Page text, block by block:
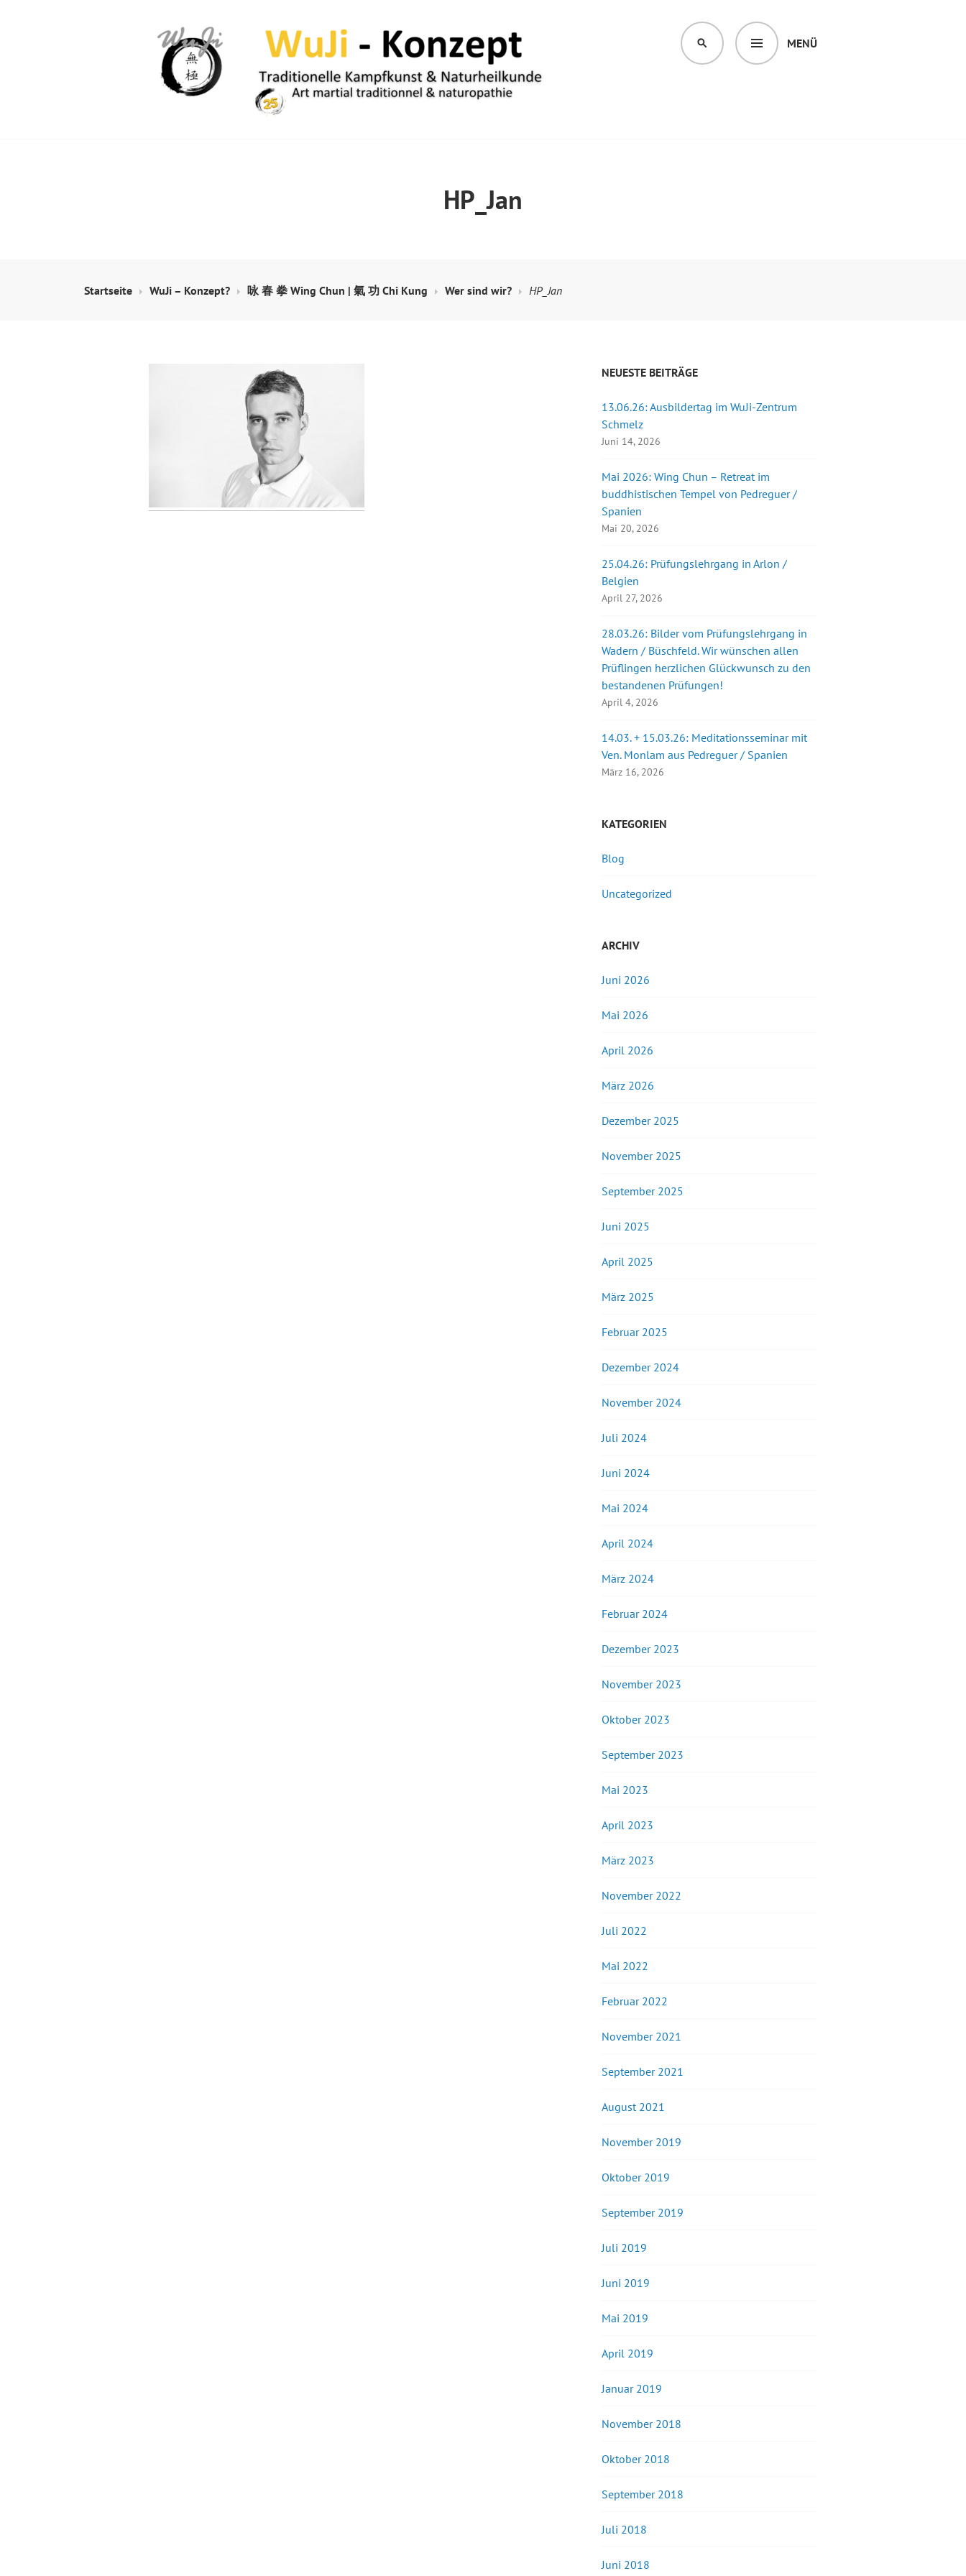
MENÜ
SUCHEN
HP_Jan
Startseite WuJi – Konzept? 咏 春 拳 Wing Chun | 氣 功 Chi Kung Wer sind wir? HP_Jan
NEUESTE BEITRÄGE
13.06.26: Ausbildertag im WuJi-Zentrum
Schmelz
Juni 14, 2026
Mai 2026: Wing Chun – Retreat im
buddhistischen Tempel von Pedreguer /
Spanien
Mai 20, 2026
25.04.26: Prüfungslehrgang in Arlon /
Belgien
April 27, 2026
28.03.26: Bilder vom Prüfungslehrgang in
Wadern / Büschfeld. Wir wünschen allen
Prüflingen herzlichen Glückwunsch zu den
bestandenen Prüfungen!
April 4, 2026
14.03. + 15.03.26: Meditationsseminar mit
Ven. Monlam aus Pedreguer / Spanien
März 16, 2026
KATEGORIEN
Blog
Uncategorized
ARCHIV
Juni 2026
Mai 2026
April 2026
März 2026
Dezember 2025
November 2025
September 2025
Juni 2025
April 2025
März 2025
Februar 2025
Dezember 2024
November 2024
Juli 2024
Juni 2024
Mai 2024
April 2024
März 2024
Februar 2024
Dezember 2023
November 2023
Oktober 2023
September 2023
Mai 2023
April 2023
März 2023
November 2022
Juli 2022
Mai 2022
Februar 2022
November 2021
September 2021
August 2021
November 2019
Oktober 2019
September 2019
Juli 2019
Juni 2019
Mai 2019
April 2019
Januar 2019
November 2018
Oktober 2018
September 2018
Juli 2018
Juni 2018